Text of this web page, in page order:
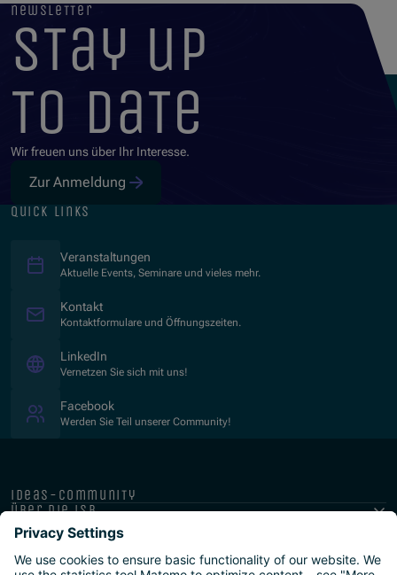
newsletter
stay up
to date
Wir freuen uns über Ihr Interesse.
Zur Anmeldung
quick links
Veranstaltungen
Aktuelle Events, Seminare und vieles mehr.
Kontakt
Kontaktformulare und Öffnungszeiten.
LinkedIn
Vernetzen Sie sich mit uns!
Facebook(Opens in new window)
Werden Sie Teil unserer Community!
ideas-community
über die isb
public-private
programme
newsletter
presse